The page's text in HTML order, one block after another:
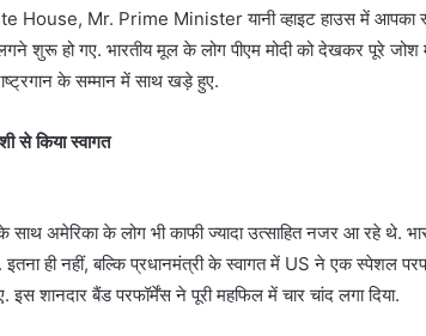
Mr. Prime Minister यानी व्हाइट हाउस में आपका
शुरू हो गए. भारतीय मूल के लोग पीएम मोदी को देखकर पूरे
के सम्मान में साथ खड़े हुए.
से किया स्वागत
साथ अमेरिका के लोग भी काफी ज्यादा उत्साहित नजर आ रहे थे.
इतना ही नहीं, बल्कि प्रधानमंत्री के स्वागत में US ने एक स्पेशल
शानदार बैंड परफॉर्मेंस ने पूरी महफिल में चार चांद लगा दिया.